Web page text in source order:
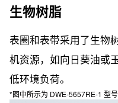
生物树脂
表圈和表带采用了生物
机资源，如向日葵油或
低环境负荷。
*图中所示为 DWE-5657RE-1 型号